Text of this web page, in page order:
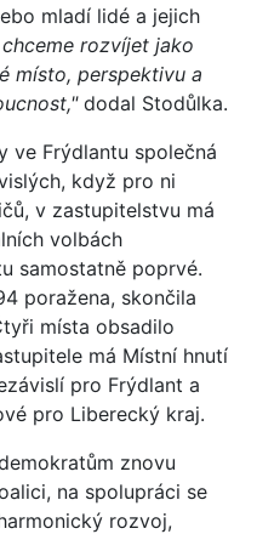
mladí lidé a jejich
rozvíjet jako
místo, perspektivu a
dodal Stodůlka.
ve Frýdlantu společná
když pro ni
v zastupitelstvu má
volbách
samostatně poprvé.
poražena, skončila
místa obsadilo
má Místní hnutí
pro Frýdlant a
pro Liberecký kraj.
znovu
na spolupráci se
rozvoj,